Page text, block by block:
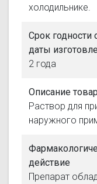
холодильнике.
Срок годности
даты
2 года
Описание
Раствор для
наружного
действие
Препарат